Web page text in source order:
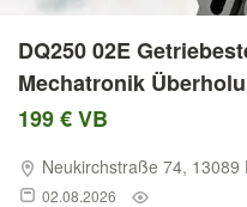
DQ250 02E
Mechatronik
für VW Golf Passat
02E927770AQ
199 € VB
Neukirchstraße 74, 13089
02.08.2026